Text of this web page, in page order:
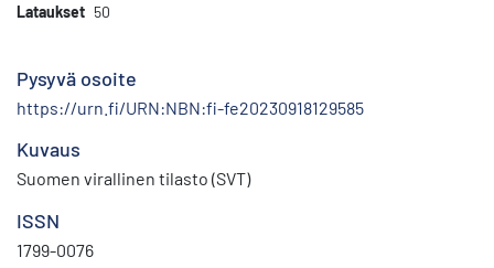
Lataukset 50
Pysyvä osoite
https://urn.fi/URN:NBN:fi-fe20230918129585
Kuvaus
Suomen virallinen tilasto (SVT)
ISSN
1799-0076